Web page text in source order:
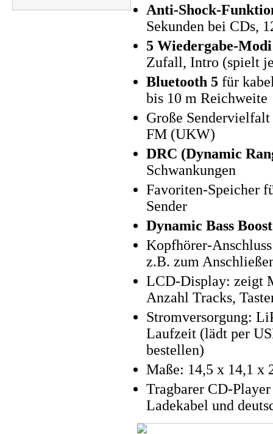
Anti-Shock-
Sekunden bei CDs,
5 Wiedergabe-
Zufall, Intro (spielt
Bluetooth 5 für
bis 10 m Reichweite
Große
FM (UKW)
DRC (Dynamic
Schwankungen
Favoriten-Speicher
Sender
Dynamic Bass Boost
Kopfhörer-
z.B. zum
LCD-Display: zeigt
Anzahl Tracks,
Stromversorgung:
Laufzeit (lädt per
bestellen)
Maße: 14,5 x 14,1 x
Tragbarer CD-
Ladekabel und